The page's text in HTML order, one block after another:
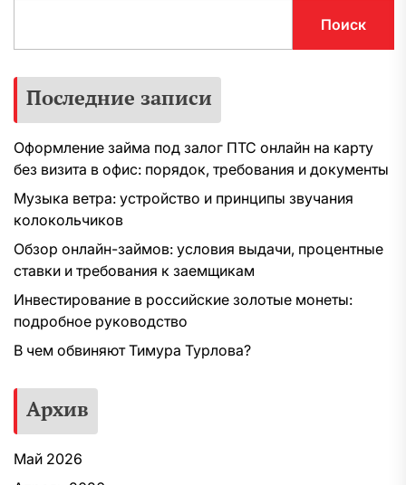
Поиск
Последние записи
Оформление займа под залог ПТС онлайн на карту
без визита в офис: порядок, требования и документы
Музыка ветра: устройство и принципы звучания
колокольчиков
Обзор онлайн-займов: условия выдачи, процентные
ставки и требования к заемщикам
Инвестирование в российские золотые монеты:
подробное руководство
В чем обвиняют Тимура Турлова?
Архив
Май 2026